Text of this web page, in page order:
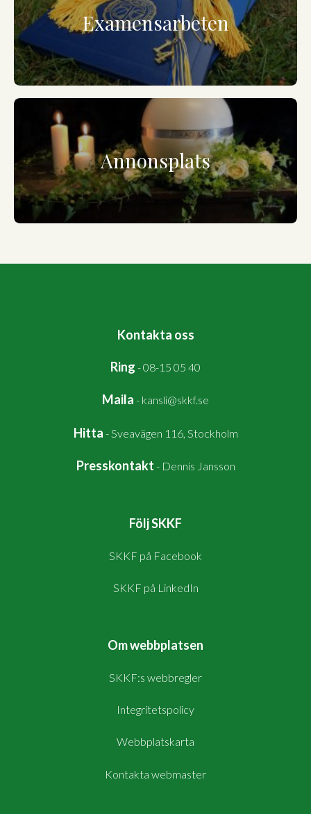
Examensarbeten
Annonsplats
Kontakta oss
Ring -08-15 05 40
Maila - kansli@skkf.se
Hitta - Sveavägen 116, Stockholm
Presskontakt - Dennis Jansson
Följ SKKF
SKKF på Facebook
SKKF på LinkedIn
Om webbplatsen
SKKF:s webbregler
Integritetspolicy
Webbplatskarta
Kontakta webmaster